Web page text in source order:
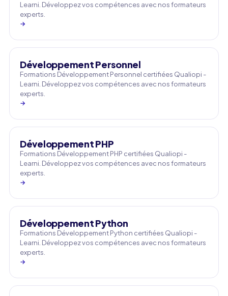
Learni. Développez vos compétences avec nos formateurs
experts.
→
Développement Personnel
Formations Développement Personnel certifiées Qualiopi -
Learni. Développez vos compétences avec nos formateurs
experts.
→
Développement PHP
Formations Développement PHP certifiées Qualiopi -
Learni. Développez vos compétences avec nos formateurs
experts.
→
Développement Python
Formations Développement Python certifiées Qualiopi -
Learni. Développez vos compétences avec nos formateurs
experts.
→